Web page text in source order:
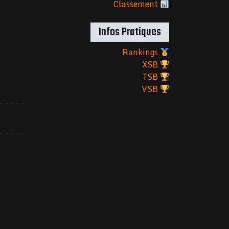
Classement
Infos Pratiques
Rankings
XSB
TSB
VSB